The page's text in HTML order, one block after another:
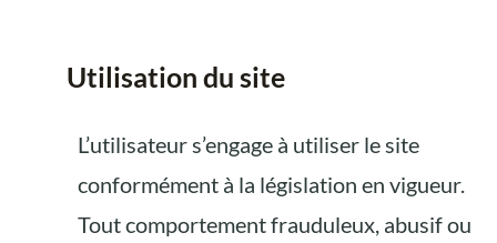
Utilisation du site
L’utilisateur s’engage à utiliser le site
conformément à la législation en vigueur.
Tout comportement frauduleux, abusif ou